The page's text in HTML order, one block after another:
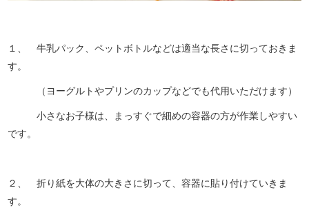
１、 牛乳パック、ペットボトルなどは適当な長さに切っておきま
す。
（ヨーグルトやプリンのカップなどでも代用いただけます）
小さなお子様は、まっすぐで細めの容器の方が作業しやすい
です。
２、 折り紙を大体の大きさに切って、容器に貼り付けていきま
す。